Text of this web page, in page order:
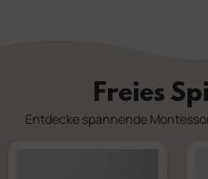
Freies
Entdecke spannende